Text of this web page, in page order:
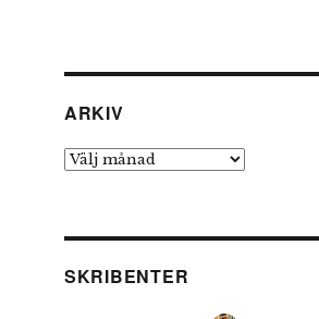
ARKIV
Arkiv
SKRIBENTER